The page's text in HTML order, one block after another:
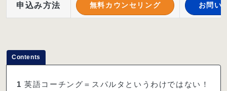
申込み方法 無料カウンセリング お問い
Contents
1 英語コーチング＝スパルタというわけではない！